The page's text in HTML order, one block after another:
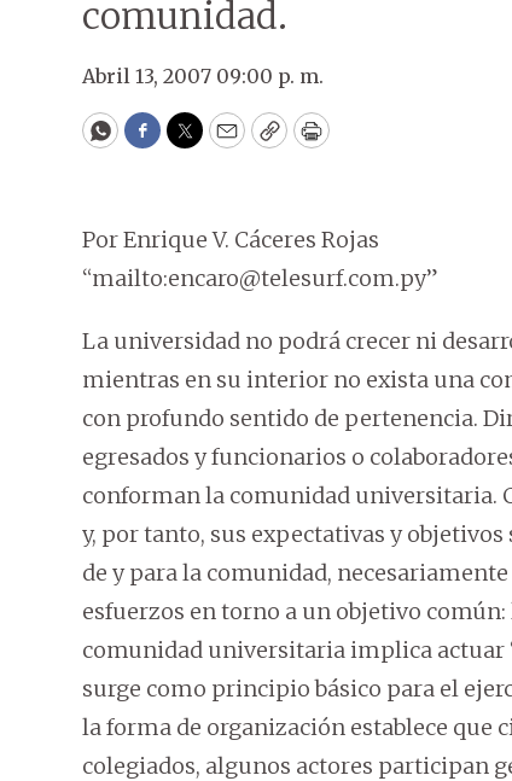
comunidad.
Abril 13, 2007 09:00 p. m.
WhatsApp
Facebook
Twitter
EmailCopyPrint
Por Enrique V. Cáceres Rojas
“mailto:encaro@telesurf.com.py”
La universidad no podrá crecer ni
mientras en su interior no exista una
con profundo sentido de pertenencia.
egresados y funcionarios o
conforman la comunidad universitaria.
y, por tanto, sus expectativas y
de y para la comunidad,
esfuerzos en torno a un objetivo común:
comunidad universitaria implica actuar
surge como principio básico para el
la forma de organización establece que
colegiados, algunos actores participan